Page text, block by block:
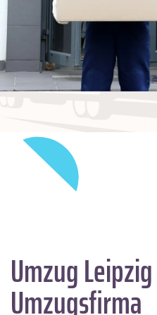
Umzug Leipzig
Umzugsfirma